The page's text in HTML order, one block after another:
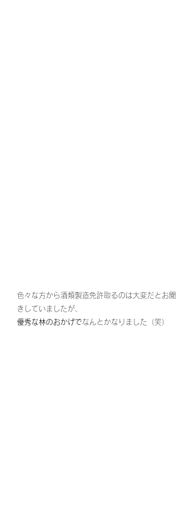
色々な方から酒類製造免許取るのは大変だとお聞
きしていましたが、
優秀な林のおかげでなんとかなりました（笑）